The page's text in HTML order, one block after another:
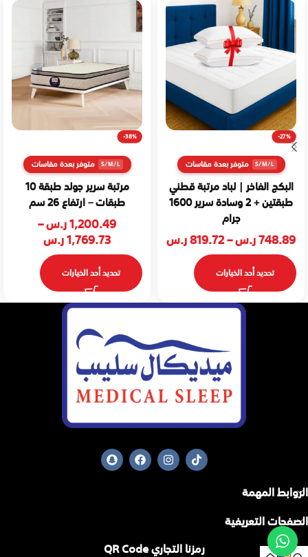
-27%
متوفر بعدة مقاسات
البكج الفاخر | لباد مرتبة قطني
طبقتين + 2 وسادة سرير 1600
جرام
748.89ر.س–
819.72ر.س
تحديد أحد الخيارات
-38%
متوفر بعدة مقاسات
مرتبة سرير جولد طبقة 10
طبقات – ارتفاع 26 سم
1,200.49ر.س–
1,769.73ر.س
تحديد أحد الخيارات
الروابط المهمة
الصفحات التعريفية
رمزنا التجاري QR Code